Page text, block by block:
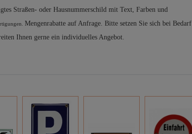
Straßen- oder Hausnummerschild mit Text, Farben und
Mengenrabatte auf Anfrage. Bitte setzen Sie sich bei Bedarf
Ihnen gerne ein individuelles Angebot.